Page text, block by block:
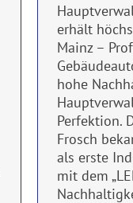
erhält
Mainz –
hohe
Perfektion.
Frosch
als erste
mit dem